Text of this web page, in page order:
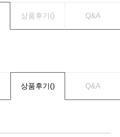
상품후기() Q&A
상품후기() Q&A